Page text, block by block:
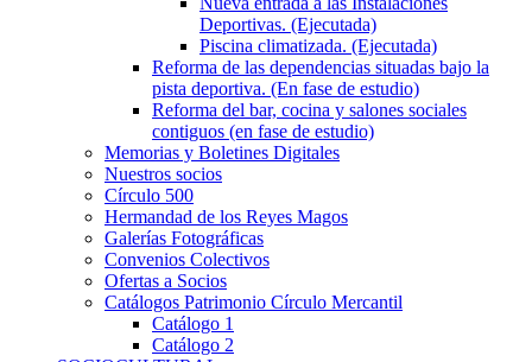
Deportivas. (Ejecutada)
Piscina climatizada. (Ejecutada)
Reforma de las dependencias situadas bajo la
pista deportiva. (En fase de estudio)
Reforma del bar, cocina y salones sociales
contiguos (en fase de estudio)
Memorias y Boletines Digitales
Nuestros socios
Círculo 500
Hermandad de los Reyes Magos
Galerías Fotográficas
Convenios Colectivos
Ofertas a Socios
Catálogos Patrimonio Círculo Mercantil
Catálogo 1
Catálogo 2